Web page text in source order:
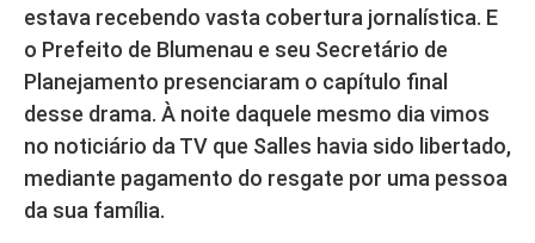
estava recebendo vasta cobertura jornalística. E
o Prefeito de Blumenau e seu Secretário de
Planejamento presenciaram o capítulo final
desse drama. À noite daquele mesmo dia vimos
no noticiário da TV que Salles havia sido libertado,
mediante pagamento do resgate por uma pessoa
da sua família.